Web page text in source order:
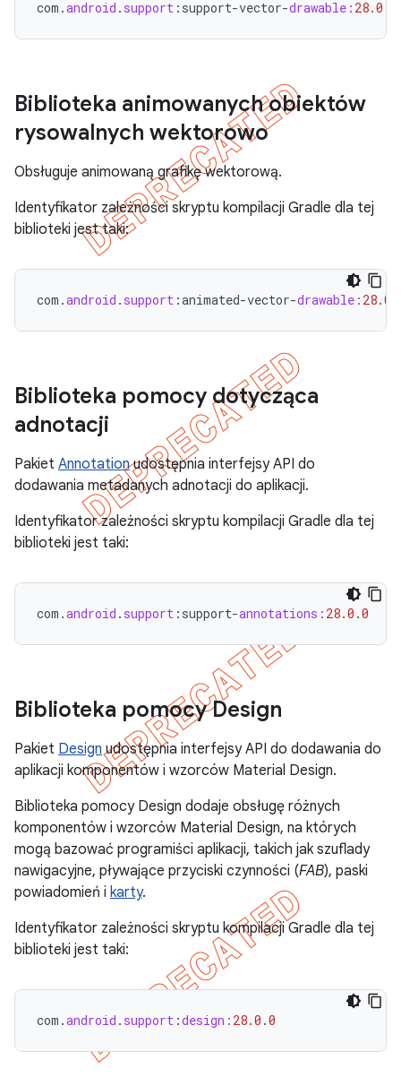
com .android . support : support-vector-drawable: 28.0
Biblioteka animowanych obiektów
rysowalnych wektorowo
Obsługuje animowaną grafikę wektorową.
Identyfikator zależności skryptu kompilacji Gradle dla tej
biblioteki jest taki:
com .android . support :animated-vector-drawable: 28.0
Biblioteka pomocy dotycząca
adnotacji
Pakiet Annotationudostępnia interfejsy API do
dodawania metadanych adnotacji do aplikacji.
Identyfikator zależności skryptu kompilacji Gradle dla tej
biblioteki jest taki:
com .android . support : support-annotations: 28.0 .0
Biblioteka pomocy Design
Pakiet Designudostępnia interfejsy API do dodawania do
aplikacji komponentów i wzorców Material Design.
Biblioteka pomocy Design dodaje obsługę różnych
komponentów i wzorców Material Design, na których
mogą bazować programiści aplikacji, takich jak szuflady
nawigacyjne, pływające przyciski czynności (FAB), paski
powiadomień i karty.
Identyfikator zależności skryptu kompilacji Gradle dla tej
biblioteki jest taki:
com .android . support :design: 28.0 .0